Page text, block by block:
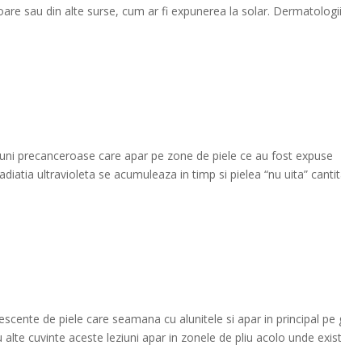
sau din alte surse, cum ar fi expunerea la solar. Dermatologii
precanceroase care apar pe zone de piele ce au fost expuse
ultravioleta se acumuleaza in timp si pielea “nu uita”
de piele care seamana cu alunitele si apar in principal pe
cuvinte aceste leziuni apar in zonele de pliu acolo unde